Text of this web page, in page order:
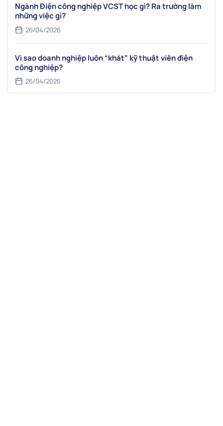
Ngành Điện công nghiệp VCST học gì? Ra trường làm
những việc gì?
26/04/2026
Vì sao doanh nghiệp luôn “khát” kỹ thuật viên điện
công nghiệp?
26/04/2026